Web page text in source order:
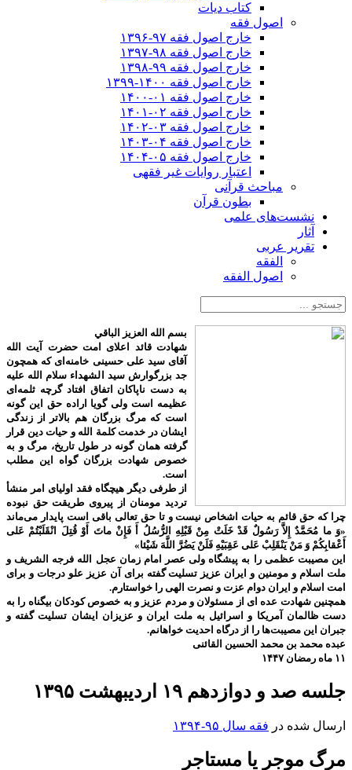
کتاب دیات
اصول فقه
خارج اصول فقه ۹۷-۱۳۹۶
خارج اصول فقه ۹۸-۱۳۹۷
خارج اصول فقه ۹۹-۱۳۹۸
خارج اصول فقه ۱۴۰۰-۱۳۹۹
خارج اصول فقه ۰۱-۱۴۰۰
خارج اصول فقه ۰۲-۱۴۰۱
خارج اصول فقه ۰۳-۱۴۰۲
خارج اصول فقه ۰۴-۱۴۰۳
خارج اصول فقه ۰۵-۱۴۰۴
اعتبار روایات غیر فقهی
مباحث قرآنی
بطون قرآن
نشست‌های علمی
آثار
تقریر عربی
الفقه
اصول الفقه
بسم الله العزیز الباقي
شهادت قائد اعلای امت حضرت آیت الله
آقای سید علی حسینی خامنه‌ای که همچون
جد بزرگوارش سید الشهداء سلام الله علیه
به دست ناپاکان اتفاق افتاد گرچه ثلمه‌ای
عظیمه است ولی گویا اراده حق این گونه
است که مرگ بزرگان هم بالاتر از زندگی
ایشان در خدمت کلمة الله و حیات دین قرار
گرفته همان گونه در طول تاریخ، مرگ و به
خصوص شهادت بزرگان گواه این مطلب
است.
از طرفی دیگر هیچگاه فقد اولیای امر منشأ
تردید مومنان از پیروی طریقت حق نبوده
چرا که حق قائم به حیات اشخاص نیست و تا حق تعالی باقی است پایدار می‌ماند
«وَ ما مُحَمَّدٌ إِلاَّ رَسُولٌ قَدْ خَلَتْ مِنْ قَبْلِهِ الرُّسُلُ أَ فَإِنْ ماتَ أَوْ قُتِلَ انْقَلَبْتُمْ عَلى‌
أَعْقابِكُمْ وَ مَنْ يَنْقَلِبْ عَلى‌ عَقِبَيْهِ فَلَنْ يَضُرَّ اللَّهَ شَيْئا»
این مصیبت عظمی را به پیشگاه ولی عصر امام زمان عجل الله فرجه الشریف و
ملت اسلام و مومنین و ایران عزیز تسلیت گفته برای آن عزیز علو درجات و برای
امت اسلام و ایران دوام عزت و نصرت الهی را خواستارم.
همچنین شهادت عده ای از مسئولان و مردم عزیز و به خصوص کودکان بیگناه را به
دست ظالمان آمریکا و اسرائیل به ملت ایران و عزیزان ایشان تسلیت گفته و
جبران این مصیبت‌ها را از درگاه احدیت خواهانم.
عبده محمد بن محمد الحسین القائنی
۱۱ ماه رمضان ۱۴۴۷
جلسه صد و دوازدهم ۱۹ اردیبهشت ۱۳۹۵
ارسال شده در فقه سال ۹۵-۱۳۹۴
مرگ موجر یا مستاجر